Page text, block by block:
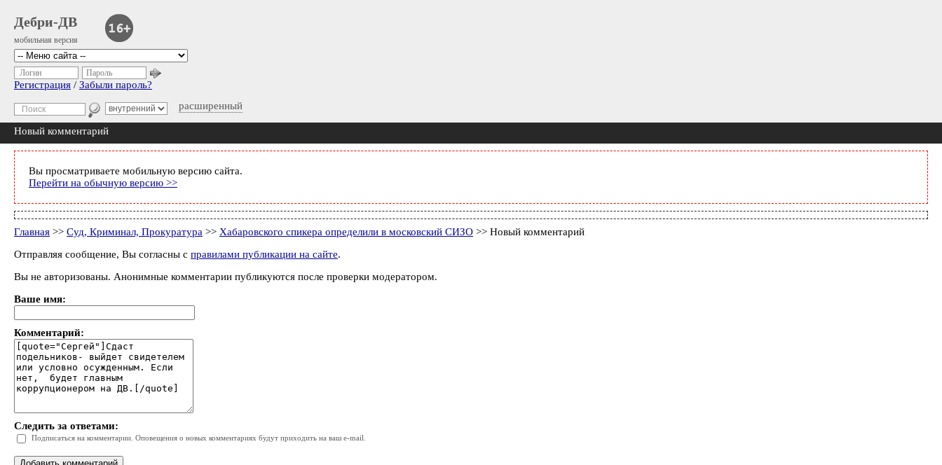
Дебри-ДВ
мобильная версия
расширенный
Логин Пароль
Регистрация / Забыли пароль?
Новый комментарий
Вы просматриваете мобильную версию сайта.
Перейти на обычную версию >>
Главная >> Суд, Криминал, Прокуратура >> Хабаровского спикера определили в московский СИЗО >> Новый комментарий
Отправляя сообщение, Вы согласны с правилами публикации на сайте.
Вы не авторизованы. Анонимные комментарии публикуются после проверки модератором.
Ваше имя:
Комментарий:
Следить за ответами:
Подписаться на комментарии. Оповещения о новых комментариях будут приходить на ваш e-mail.